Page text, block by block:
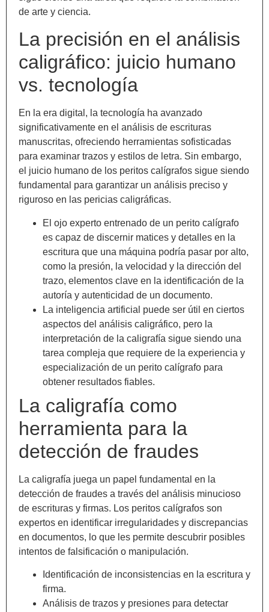
de arte y ciencia.
La precisión en el análisis
caligráfico: juicio humano
vs. tecnología
En la era digital, la tecnología ha avanzado
significativamente en el análisis de escrituras
manuscritas, ofreciendo herramientas sofisticadas
para examinar trazos y estilos de letra. Sin embargo,
el juicio humano de los peritos calígrafos sigue siendo
fundamental para garantizar un análisis preciso y
riguroso en las pericias caligráficas.
El ojo experto entrenado de un perito calígrafo
es capaz de discernir matices y detalles en la
escritura que una máquina podría pasar por alto,
como la presión, la velocidad y la dirección del
trazo, elementos clave en la identificación de la
autoría y autenticidad de un documento.
La inteligencia artificial puede ser útil en ciertos
aspectos del análisis caligráfico, pero la
interpretación de la caligrafía sigue siendo una
tarea compleja que requiere de la experiencia y
especialización de un perito calígrafo para
obtener resultados fiables.
La caligrafía como
herramienta para la
detección de fraudes
La caligrafía juega un papel fundamental en la
detección de fraudes a través del análisis minucioso
de escrituras y firmas. Los peritos calígrafos son
expertos en identificar irregularidades y discrepancias
en documentos, lo que les permite descubrir posibles
intentos de falsificación o manipulación.
Identificación de inconsistencias en la escritura y
firma.
Análisis de trazos y presiones para detectar